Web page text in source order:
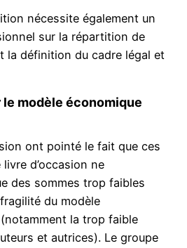
nécessite également un
sur la répartition de
la définition du cadre légal et
le modèle économique
ont pointé le fait que ces
d’occasion ne
des sommes trop faibles
du modèle
la trop faible
et autrices). Le groupe